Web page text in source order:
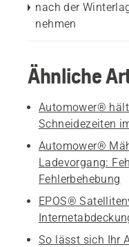
nach der
nehmen
Ähnliche
Automower®
Schneidezeiten
Automower®
Ladevorgang:
Fehlerbehebung
EPOS®
So lässt sich Ihr